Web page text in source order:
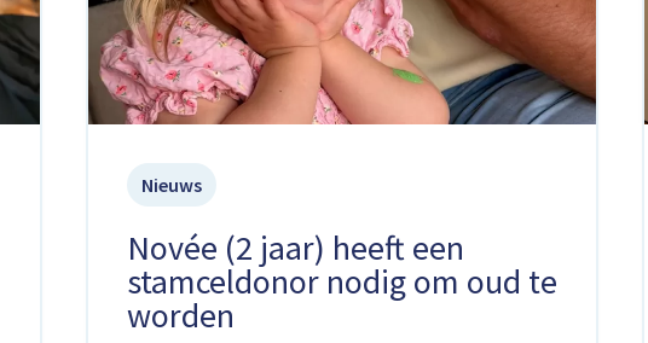
Nieuws
Novée (2 jaar) heeft een
stamceldonor nodig om oud te
worden